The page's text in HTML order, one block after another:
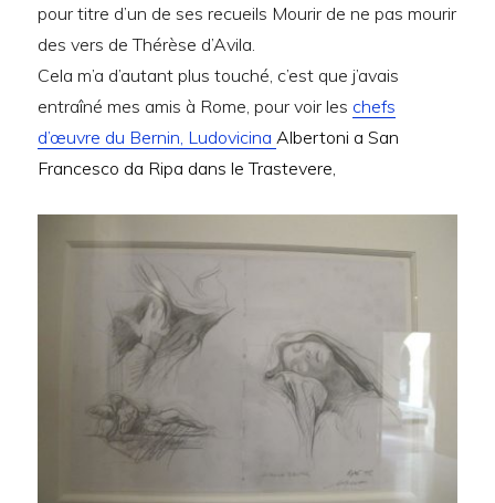
pour titre d’un de ses recueils Mourir de ne pas mourir
des vers de Thérèse d’Avila.
Cela m’a d’autant plus touché, c’est que j’avais
entraîné mes amis à Rome, pour voir les chefs
d’œuvre du Bernin, Ludovicina Albertoni a San
Francesco da Ripa dans le Trastevere,